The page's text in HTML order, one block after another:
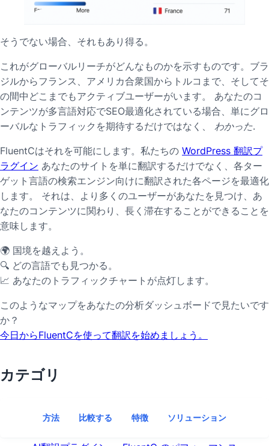
そうでない場合、それもあり得る。
これがグローバルリーチがどんなものかを示すものです。ブラ
ジルからフランス、アメリカ合衆国からトルコまで、そしてそ
の間中どこまでもアクティブユーザーがいます。 あなたのコ
ンテンツが多言語対応でSEO最適化されている場合、単にグロ
ーバルなトラフィックを期待するだけではなく、 わかった.
FluentCはそれを可能にします。私たちの WordPress 翻訳プ
ラグイン あなたのサイトを単に翻訳するだけでなく、各ター
ゲット言語の検索エンジン向けに翻訳された各ページを最適化
します。 それは、より多くのユーザーがあなたを見つけ、あ
なたのコンテンツに関わり、長く滞在することができることを
意味します。
🌍 国境を越えよう。
🔍 どの言語でも見つかる。
📈 あなたのトラフィックチャートが点灯します。
このようなマップをあなたの分析ダッシュボードで見たいです
か？
今日からFluentCを使って翻訳を始めましょう。
カテゴリ
方法 比較する 特徴 ソリューション